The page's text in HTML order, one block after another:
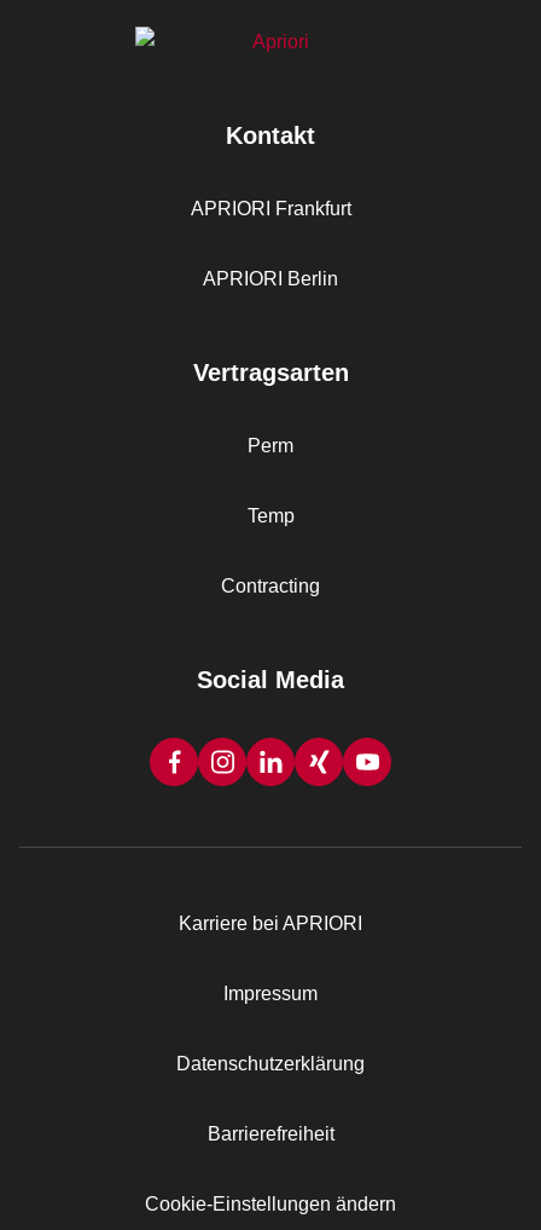
Kontakt
APRIORI Frankfurt
APRIORI Berlin
Vertragsarten
Perm
Temp
Contracting
Social Media
Karriere bei APRIORI
Impressum
Datenschutzerklärung
Barrierefreiheit
Cookie-Einstellungen ändern